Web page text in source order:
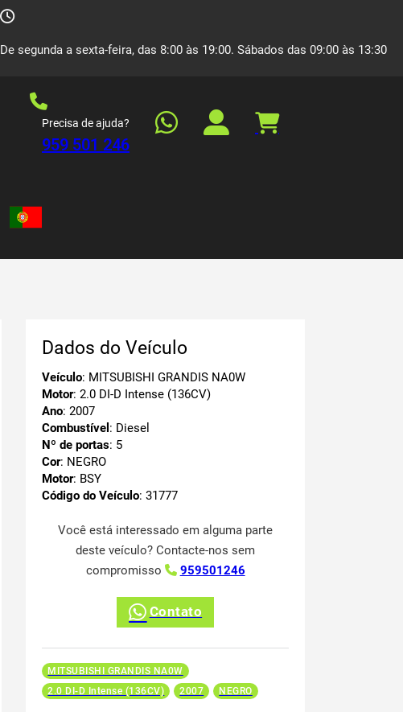
De segunda a sexta-feira, das 8:00 às 19:00. Sábados das 09:00 às 13:30
Precisa de ajuda?
959 501 246
Dados do Veículo
Veículo: MITSUBISHI GRANDIS NA0W
Motor: 2.0 DI-D Intense (136CV)
Ano: 2007
Combustível : Diesel
Nº de portas: 5
Cor: NEGRO
Motor: BSY
Código do Veículo: 31777
Você está interessado em alguma parte
deste veículo? Contacte-nos sem
compromisso
959501246
Contato
MITSUBISHI GRANDIS NA0W
2.0 DI-D Intense (136CV)
2007 NEGRO